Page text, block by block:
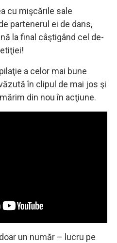
cu mişcările sale
partenerul ei de dans,
la final câştigând cel de-
a celor mai bune
în clipul de mai jos şi
din nou în acţiune.
un număr – lucru pe